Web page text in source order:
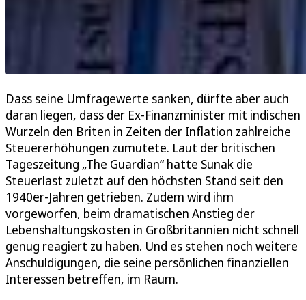
Dass seine Umfragewerte sanken, dürfte aber auch
daran liegen, dass der Ex-Finanzminister mit indischen
Wurzeln den Briten in Zeiten der Inflation zahlreiche
Steuererhöhungen zumutete. Laut der britischen
Tageszeitung „The Guardian“ hatte Sunak die
Steuerlast zuletzt auf den höchsten Stand seit den
1940er-Jahren getrieben. Zudem wird ihm
vorgeworfen, beim dramatischen Anstieg der
Lebenshaltungskosten in Großbritannien nicht schnell
genug reagiert zu haben. Und es stehen noch weitere
Anschuldigungen, die seine persönlichen finanziellen
Interessen betreffen, im Raum.